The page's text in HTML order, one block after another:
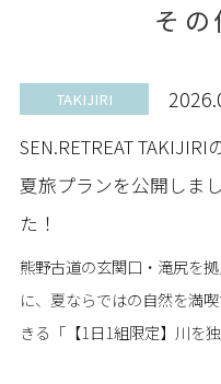
そ
TAKIJIRI
SEN.RETREAT TAKIJIRI
夏旅プランを公開しまし
た！
熊野古道の玄関口・滝尻を
に、夏ならではの自然を満
きる「【1日1組限定】川を